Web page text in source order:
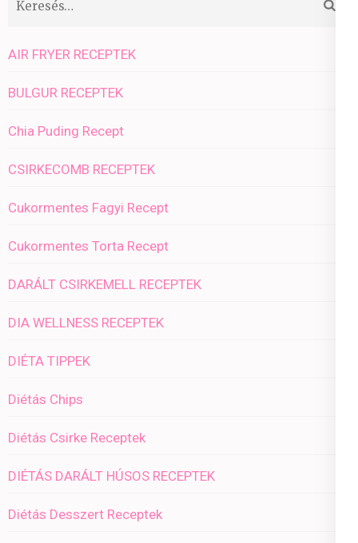
AIR FRYER RECEPTEK
BULGUR RECEPTEK
Chia Puding Recept
CSIRKECOMB RECEPTEK
Cukormentes Fagyi Recept
Cukormentes Torta Recept
DARÁLT CSIRKEMELL RECEPTEK
DIA WELLNESS RECEPTEK
DIÉTA TIPPEK
Diétás Chips
Diétás Csirke Receptek
DIÉTÁS DARÁLT HÚSOS RECEPTEK
Diétás Desszert Receptek